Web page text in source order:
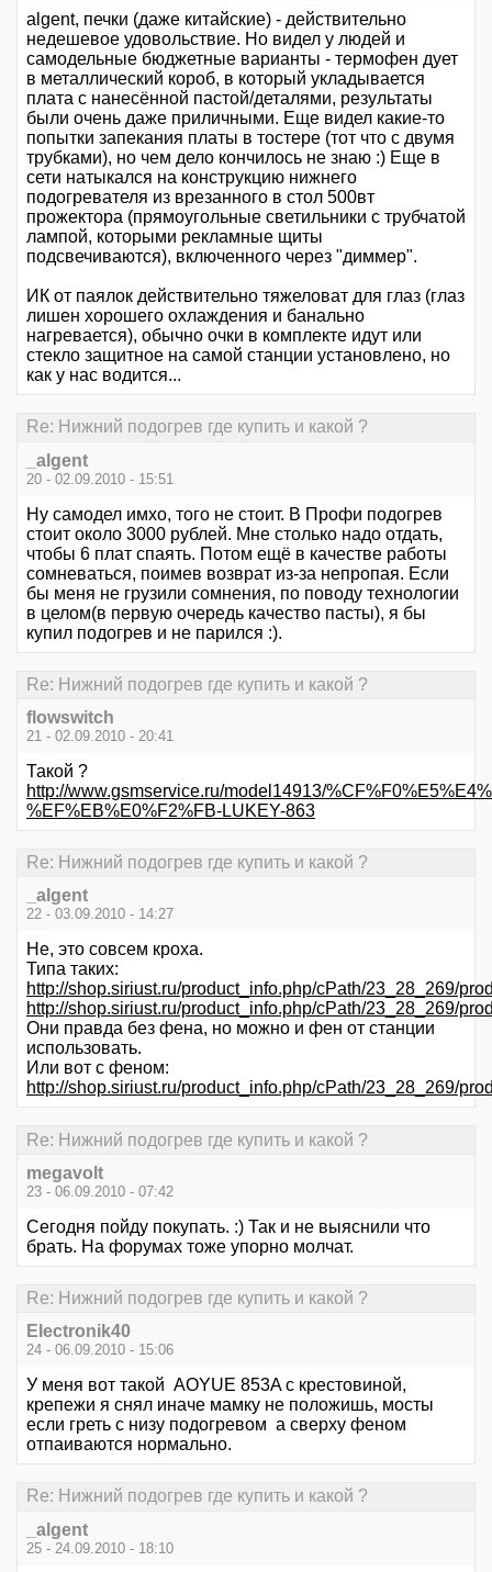
algent, печки (даже китайские) - действительно
недешевое удовольствие. Но видел у людей и
самодельные бюджетные варианты - термофен дует
в металлический короб, в который укладывается
плата с нанесённой пастой/деталями, результаты
были очень даже приличными. Еще видел какие-то
попытки запекания платы в тостере (тот что с двумя
трубками), но чем дело кончилось не знаю :) Еще в
сети натыкался на конструкцию нижнего
подогревателя из врезанного в стол 500вт
прожектора (прямоугольные светильники с трубчатой
лампой, которыми рекламные щиты
подсвечиваются), включенного через "диммер".
ИК от паялок действительно тяжеловат для глаз (глаз
лишен хорошего охлаждения и банально
нагревается), обычно очки в комплекте идут или
стекло защитное на самой станции установлено, но
как у нас водится...
Re: Нижний подогрев где купить и какой ?
_algent
20 - 02.09.2010 - 15:51
Ну самодел имхо, того не стоит. В Профи подогрев
стоит около 3000 рублей. Мне столько надо отдать,
чтобы 6 плат спаять. Потом ещё в качестве работы
сомневаться, поимев возврат из-за непропая. Если
бы меня не грузили сомнения, по поводу технологии
в целом(в первую очередь качество пасты), я бы
купил подогрев и не парился :).
Re: Нижний подогрев где купить и какой ?
flowswitch
21 - 02.09.2010 - 20:41
Такой ?
http://www.gsmservice.ru/model14913/
%EF%EB%E0%F2%FB-LUKEY-863
Re: Нижний подогрев где купить и какой ?
_algent
22 - 03.09.2010 - 14:27
Не, это совсем кроха.
Типа таких:
http://shop.siriust.ru/product_info.php/cPath/23_28_269/
http://shop.siriust.ru/product_info.php/cPath/23_28_269/
Они правда без фена, но можно и фен от станции
использовать.
Или вот с феном:
http://shop.siriust.ru/product_info.php/cPath/23_28_269/
Re: Нижний подогрев где купить и какой ?
megavolt
23 - 06.09.2010 - 07:42
Сегодня пойду покупать. :) Так и не выяснили что
брать. На форумах тоже упорно молчат.
Re: Нижний подогрев где купить и какой ?
Electronik40
24 - 06.09.2010 - 15:06
У меня вот такой AOYUE 853A с крестовиной,
крепежи я снял иначе мамку не положишь, мосты
если греть с низу подогревом а сверху феном
отпаиваются нормально.
Re: Нижний подогрев где купить и какой ?
_algent
25 - 24.09.2010 - 18:10